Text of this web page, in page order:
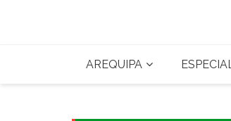
AREQUIPA